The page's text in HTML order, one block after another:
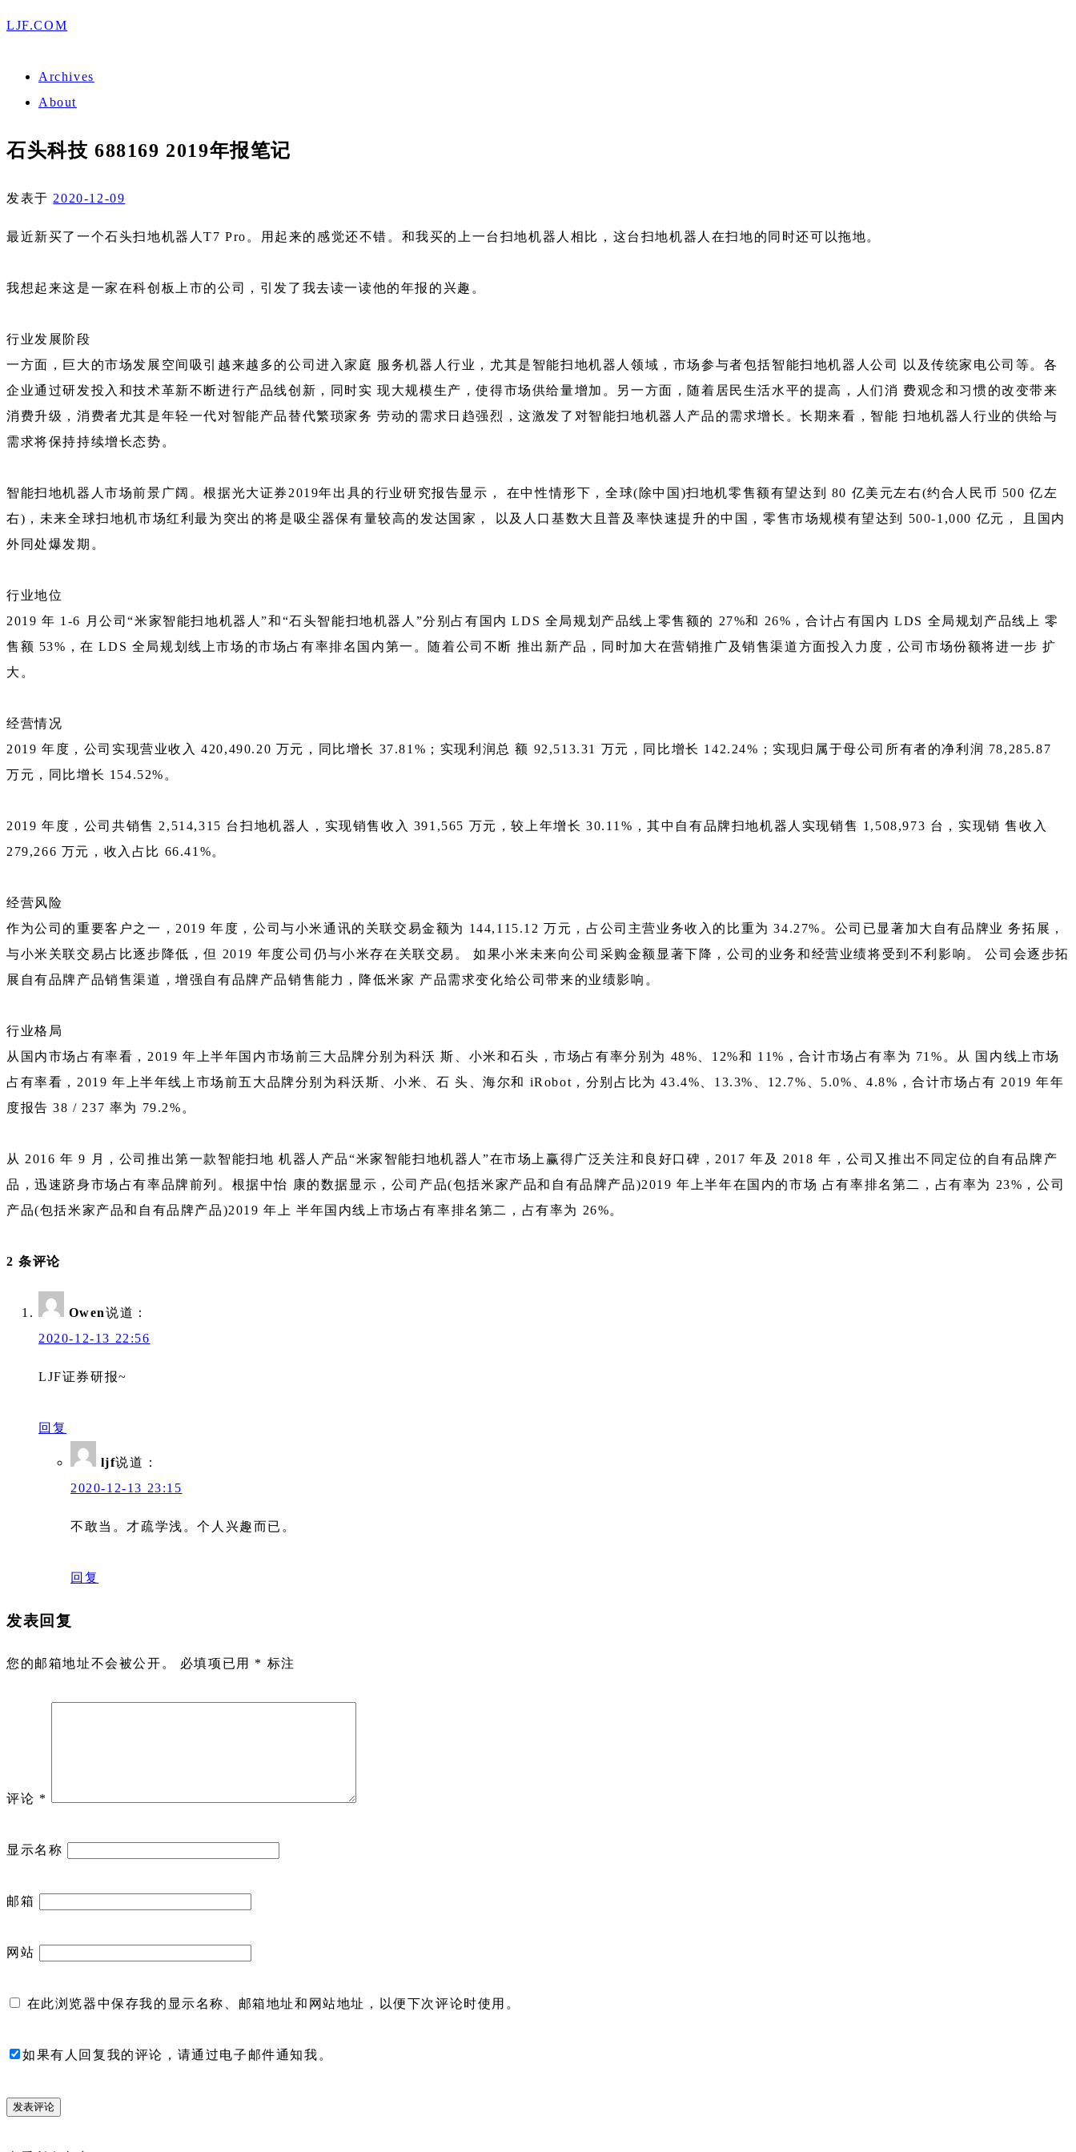
LJF.COM
Archives
About
石头科技 688169 2019年报笔记
发表于 2020-12-09
最近新买了一个石头扫地机器人T7 Pro。用起来的感觉还不错。和我买的上一台扫地机器人相比，这台扫地机器人在扫地的同时还可以拖地。
我想起来这是一家在科创板上市的公司，引发了我去读一读他的年报的兴趣。
行业发展阶段
一方面，巨大的市场发展空间吸引越来越多的公司进入家庭 服务机器人行业，尤其是智能扫地机器人领域，市场参与者包括智能扫地机器人公司 以及传统家电公司等。各
企业通过研发投入和技术革新不断进行产品线创新，同时实 现大规模生产，使得市场供给量增加。另一方面，随着居民生活水平的提高，人们消 费观念和习惯的改变带来
消费升级，消费者尤其是年轻一代对智能产品替代繁琐家务 劳动的需求日趋强烈，这激发了对智能扫地机器人产品的需求增长。长期来看，智能 扫地机器人行业的供给与
需求将保持持续增长态势。
智能扫地机器人市场前景广阔。根据光大证券2019年出具的行业研究报告显示， 在中性情形下，全球(除中国)扫地机零售额有望达到 80 亿美元左右(约合人民币 500 亿左
右)，未来全球扫地机市场红利最为突出的将是吸尘器保有量较高的发达国家， 以及人口基数大且普及率快速提升的中国，零售市场规模有望达到 500-1,000 亿元， 且国内
外同处爆发期。
行业地位
2019 年 1-6 月公司“米家智能扫地机器人”和“石头智能扫地机器人”分别占有国内 LDS 全局规划产品线上零售额的 27%和 26%，合计占有国内 LDS 全局规划产品线上 零
售额 53%，在 LDS 全局规划线上市场的市场占有率排名国内第一。随着公司不断 推出新产品，同时加大在营销推广及销售渠道方面投入力度，公司市场份额将进一步 扩
大。
经营情况
2019 年度，公司实现营业收入 420,490.20 万元，同比增长 37.81%；实现利润总 额 92,513.31 万元，同比增长 142.24%；实现归属于母公司所有者的净利润 78,285.87
万元，同比增长 154.52%。
2019 年度，公司共销售 2,514,315 台扫地机器人，实现销售收入 391,565 万元，较上年增长 30.11%，其中自有品牌扫地机器人实现销售 1,508,973 台，实现销 售收入
279,266 万元，收入占比 66.41%。
经营风险
作为公司的重要客户之一，2019 年度，公司与小米通讯的关联交易金额为 144,115.12 万元，占公司主营业务收入的比重为 34.27%。公司已显著加大自有品牌业 务拓展，
与小米关联交易占比逐步降低，但 2019 年度公司仍与小米存在关联交易。 如果小米未来向公司采购金额显著下降，公司的业务和经营业绩将受到不利影响。 公司会逐步拓
展自有品牌产品销售渠道，增强自有品牌产品销售能力，降低米家 产品需求变化给公司带来的业绩影响。
行业格局
从国内市场占有率看，2019 年上半年国内市场前三大品牌分别为科沃 斯、小米和石头，市场占有率分别为 48%、12%和 11%，合计市场占有率为 71%。从 国内线上市场
占有率看，2019 年上半年线上市场前五大品牌分别为科沃斯、小米、石 头、海尔和 iRobot，分别占比为 43.4%、13.3%、12.7%、5.0%、4.8%，合计市场占有 2019 年年
度报告 38 / 237 率为 79.2%。
从 2016 年 9 月，公司推出第一款智能扫地 机器人产品“米家智能扫地机器人”在市场上赢得广泛关注和良好口碑，2017 年及 2018 年，公司又推出不同定位的自有品牌产
品，迅速跻身市场占有率品牌前列。根据中怡 康的数据显示，公司产品(包括米家产品和自有品牌产品)2019 年上半年在国内的市场 占有率排名第二，占有率为 23%，公司
产品(包括米家产品和自有品牌产品)2019 年上 半年国内线上市场占有率排名第二，占有率为 26%。
2 条评论
Owen说道：
2020-12-13 22:56
LJF证券研报~
回复
ljf说道：
2020-12-13 23:15
不敢当。才疏学浅。个人兴趣而已。
回复
发表回复
您的邮箱地址不会被公开。 必填项已用 * 标注
评论 *
显示名称
邮箱
网站
在此浏览器中保存我的显示名称、邮箱地址和网站地址，以便下次评论时使用。
如果有人回复我的评论，请通过电子邮件通知我。